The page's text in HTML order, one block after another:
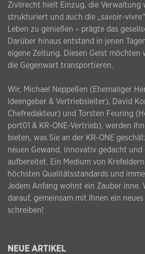
Zivilrecht hielt Einzug, die Verwaltung
strukturiert und auch die „savoir-
Leben zu genießen – prägte das
Darüber hinaus entstand in jenen
eigene Zeitung. Diesen Geist möchten
die Gegenwart transportieren.
Wir, Michael Neppeßen (Ehemaliger
Ideengeber & Vertriebsleiter), David
Chefredakteur) und Torsten Feuring
port01 & KR-ONE-Vertrieb), werden
bieten, was Sie an der KR-ONE
neuen Gewand, innovativ gedacht und
aufbereitet. Ein Medium von
höchsten Qualitätsstandards und
Jedem Anfang wohnt ein Zauber inne.
darauf, gemeinsam mit Ihnen ein
schreiben!
NEUE ARTIKEL